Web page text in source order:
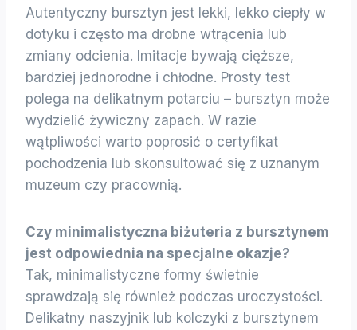
Autentyczny bursztyn jest lekki, lekko ciepły w
dotyku i często ma drobne wtrącenia lub
zmiany odcienia. Imitacje bywają cięższe,
bardziej jednorodne i chłodne. Prosty test
polega na delikatnym potarciu – bursztyn może
wydzielić żywiczny zapach. W razie
wątpliwości warto poprosić o certyfikat
pochodzenia lub skonsultować się z uznanym
muzeum czy pracownią.
Czy minimalistyczna biżuteria z bursztynem
jest odpowiednia na specjalne okazje?
Tak, minimalistyczne formy świetnie
sprawdzają się również podczas uroczystości.
Delikatny naszyjnik lub kolczyki z bursztynem